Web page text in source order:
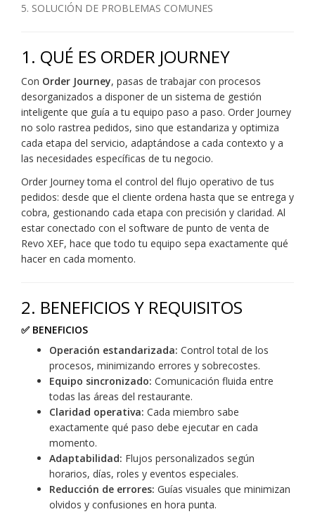
5. SOLUCIÓN DE PROBLEMAS COMUNES
1. QUÉ ES ORDER JOURNEY
Con Order Journey, pasas de trabajar con procesos
desorganizados a disponer de un sistema de gestión
inteligente que guía a tu equipo paso a paso. Order Journey
no solo rastrea pedidos, sino que estandariza y optimiza
cada etapa del servicio, adaptándose a cada contexto y a
las necesidades específicas de tu negocio.
Order Journey toma el control del flujo operativo de tus
pedidos: desde que el cliente ordena hasta que se entrega y
cobra, gestionando cada etapa con precisión y claridad. Al
estar conectado con el software de punto de venta de
Revo XEF, hace que todo tu equipo sepa exactamente qué
hacer en cada momento.
2. BENEFICIOS Y REQUISITOS
✅ BENEFICIOS
Operación estandarizada: Control total de los
procesos, minimizando errores y sobrecostes.
Equipo sincronizado: Comunicación fluida entre
todas las áreas del restaurante.
Claridad operativa: Cada miembro sabe
exactamente qué paso debe ejecutar en cada
momento.
Adaptabilidad: Flujos personalizados según
horarios, días, roles y eventos especiales.
Reducción de errores: Guías visuales que minimizan
olvidos y confusiones en hora punta.